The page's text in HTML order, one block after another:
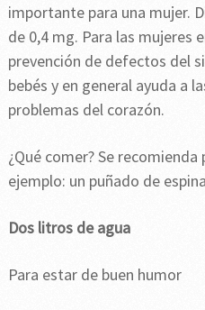
importante para una mujer.
de 0,4 mg. Para las mujeres
prevención de defectos del
bebés y en general ayuda a
problemas del corazón.
¿Qué comer? Se
ejemplo: un puñado de
Dos litros de agua
Para estar de buen humor